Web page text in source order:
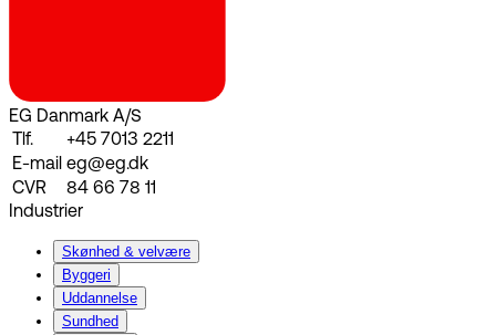
EG Danmark A/S
Tlf.
+45 7013 2211
E-mail eg@eg.dk
CVR
84 66 78 11
Industrier
Skønhed & velvære
Byggeri
Uddannelse
Sundhed